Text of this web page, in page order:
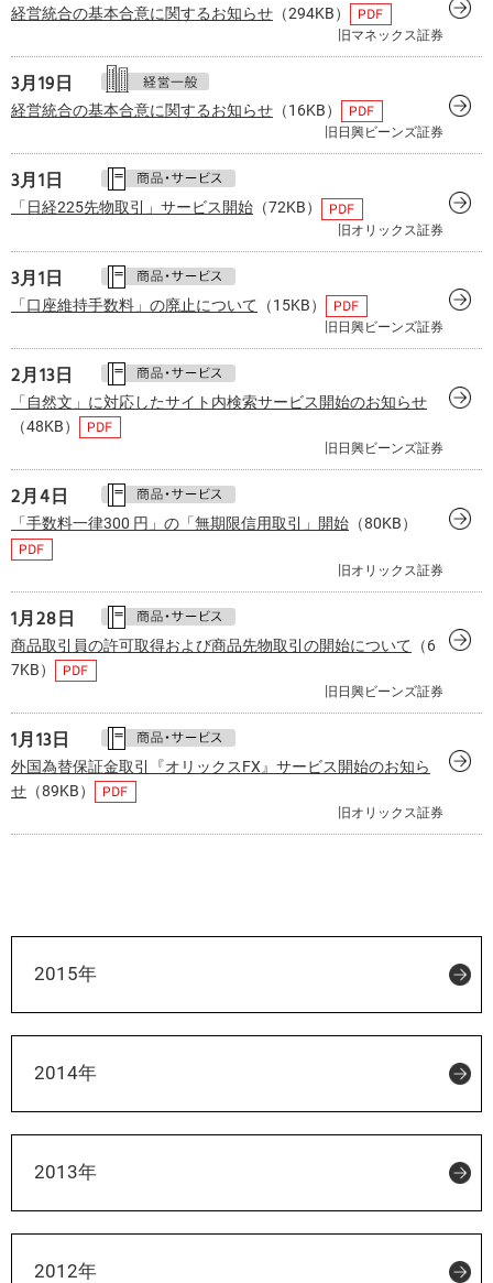
経営統合の基本合意に関するお知らせ （294KB）
旧マネックス証券
3月19日
経営統合の基本合意に関するお知らせ （16KB）
旧日興ビーンズ証券
3月1日
「日経225先物取引」サービス開始 （72KB）
旧オリックス証券
3月1日
「口座維持手数料」の廃止について （15KB）
旧日興ビーンズ証券
2月13日
「自然文」に対応したサイト内検索サービス開始のお知らせ
（48KB）
旧日興ビーンズ証券
2月4日
「手数料一律300 円」の「無期限信用取引」開始 （80KB）
旧オリックス証券
1月28日
商品取引員の許可取得および商品先物取引の開始について （6
7KB）
旧日興ビーンズ証券
1月13日
外国為替保証金取引『オリックスFX』サービス開始のお知ら
せ （89KB）
旧オリックス証券
2015年
2014年
2013年
2012年